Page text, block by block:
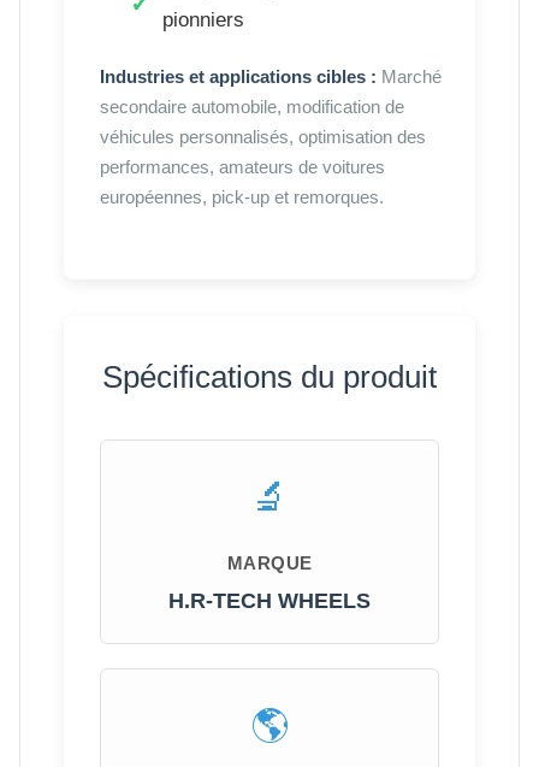
pionniers
Industries et applications cibles : Marché
secondaire automobile, modification de
véhicules personnalisés, optimisation des
performances, amateurs de voitures
européennes, pick-up et remorques.
Spécifications du produit
MARQUE
H.R-TECH WHEELS